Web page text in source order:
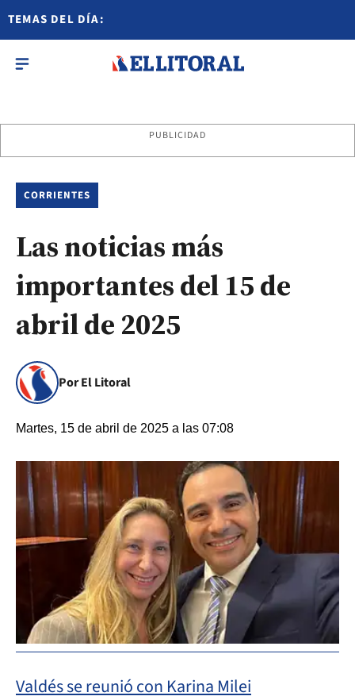
TEMAS DEL DÍA:
PUBLICIDAD
CORRIENTES
Las noticias más
importantes del 15 de
abril de 2025
Por El Litoral
Martes, 15 de abril de 2025 a las 07:08
Valdés se reunió con Karina Milei